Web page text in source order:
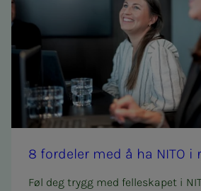
8 for­­­de­­­ler med å ha NITO i
Føl deg trygg med felleskapet i